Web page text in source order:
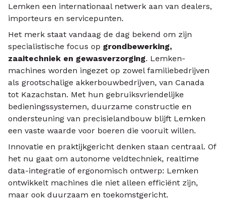
Lemken een internationaal netwerk aan van dealers,
importeurs en servicepunten.
Het merk staat vandaag de dag bekend om zijn
specialistische focus op grondbewerking,
zaaitechniek en gewasverzorging. Lemken-
machines worden ingezet op zowel familiebedrijven
als grootschalige akkerbouwbedrijven, van Canada
tot Kazachstan. Met hun gebruiksvriendelijke
bedieningssystemen, duurzame constructie en
ondersteuning van precisielandbouw blijft Lemken
een vaste waarde voor boeren die vooruit willen.
Innovatie en praktijkgericht denken staan centraal. Of
het nu gaat om autonome veldtechniek, realtime
data-integratie of ergonomisch ontwerp: Lemken
ontwikkelt machines die niet alleen efficiënt zijn,
maar ook duurzaam en toekomstgericht.